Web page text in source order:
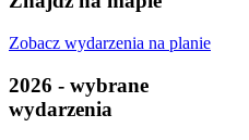
Zobacz wydarzenia na planie
2026 - wybrane
wydarzenia